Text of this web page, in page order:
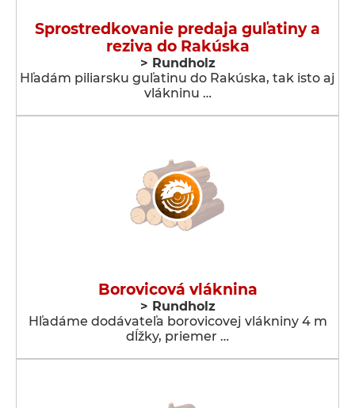
Sprostredkovanie predaja guľatiny a
reziva do Rakúska
> Rundholz
Hľadám piliarsku guľatinu do Rakúska, tak isto aj
vlákninu …
Borovicová vláknina
> Rundholz
Hľadáme dodávateľa borovicovej vlákniny 4 m
dĺžky, priemer …